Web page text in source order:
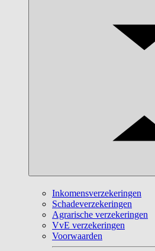
Inkomensverzekeringen
Schadeverzekeringen
Agrarische verzekeringen
VvE verzekeringen
Voorwaarden